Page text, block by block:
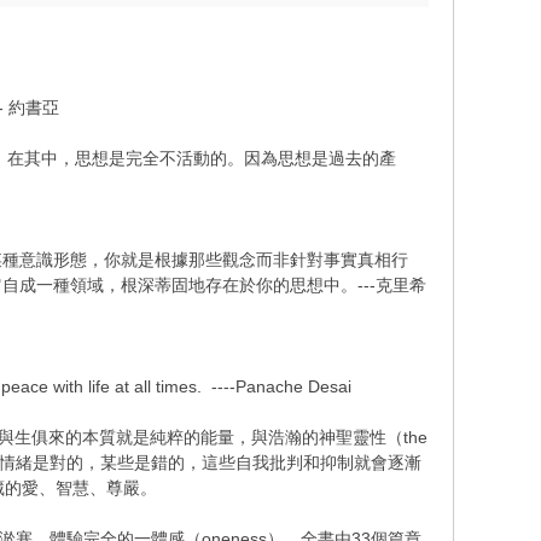
約書亞
中，思想是完全不活動的。因為思想是過去的產
識形態，你就是根據那些觀念而非針對事實真相行
成一種領域，根深蒂固地存在於你的思想中。---克里希
with life at all times. ----Panache Desai
俱來的本質就是純粹的能量，與浩瀚的神聖靈性（the
緒是對的，某些是錯的，這些自我批判和抑制就會逐漸
愛、智慧、尊嚴。